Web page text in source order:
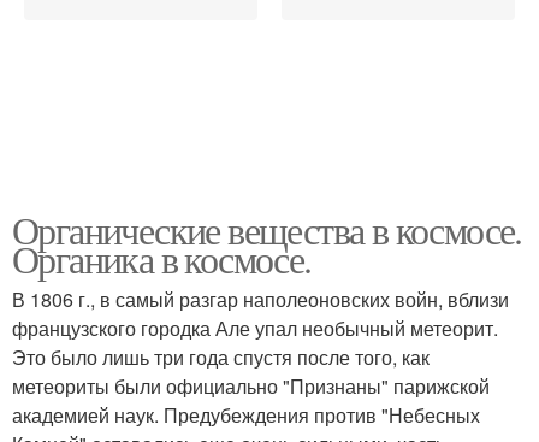
Органические вещества в космосе.
Органика в космосе.
В 1806 г., в самый разгар наполеоновских войн, вблизи
французского городка Але упал необычный метеорит.
Это было лишь три года спустя после того, как
метеориты были официально "Признаны" парижской
академией наук. Предубеждения против "Небесных